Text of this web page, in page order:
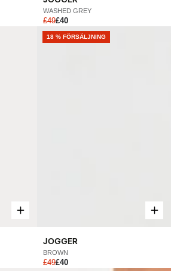
WASHED GREY
£49£40
JOGGER
BROWN
£49£40
NEW
18 % FÖRSÄLJNING